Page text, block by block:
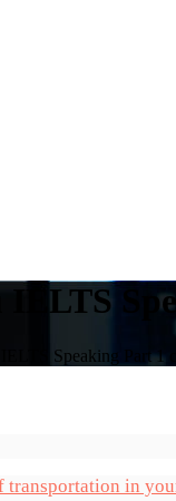
IELTS
IELTS Speaking Part 1
transportation in